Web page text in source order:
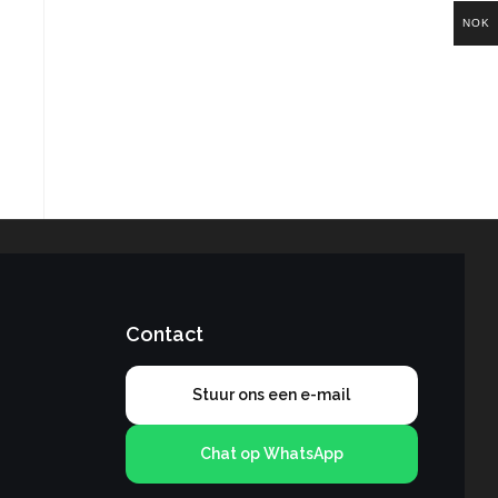
Contact
Stuur ons een e-mail
Chat op WhatsApp
NOK